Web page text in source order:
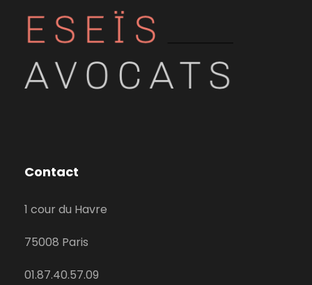
Contact
1 cour du Havre
75008 Paris
01.87.40.57.09